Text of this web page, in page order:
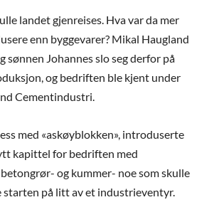
landet gjenreises. Hva var da mer
enn byggevarer? Mikal Haugland
sønnen Johannes slo seg derfor på
og bedriften ble kjent under
Cementindustri.
med «askøyblokken», introduserte
kapittel for bedriften med
og kummer- noe som skulle
starten på litt av et industrieventyr.